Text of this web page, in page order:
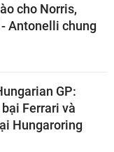
cho Norris,
Antonelli chung
GP:
Ferrari và
Hungaroring